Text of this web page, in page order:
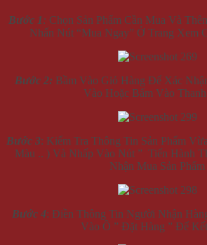
Bước 1: Chọn Sản Phẩm Cần Mua Và
Nhấn Nút “Mua Ngay” Ở Trang Xem
Bước 2: Bầm Vào Giỏ Hàng Để Xác
Vào Hoặc Bấm Vào
Bước 3: Kiểm Tra Thông Tin Sản Phẩm
Màu .. ) Và Nhấp Vào Nút ” Tiến Hành
Nhận Mua Sản Phẩm
Bước 4: Điền Thông Tin Người Nhận
Vào Ô ” Đặt Hàng ” Để